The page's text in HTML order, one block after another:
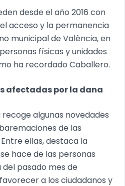
desde el año 2016 con
acceso y la permanencia
municipal de València, en
físicas y unidades
ha recordado Caballero.
afectadas por la dana
algunas novedades
de las
ellas, destaca la
hace de las personas
pasado mes de
a los ciudadanos y